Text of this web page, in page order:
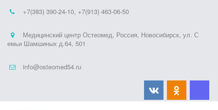
+7(383) 390-24-10, +7(913) 463-06-50
Медицинский центр Остеомед, Россия, Новосибирск, ул. С
емьи Шамшиных д.64, 501
info@osteomed54.ru